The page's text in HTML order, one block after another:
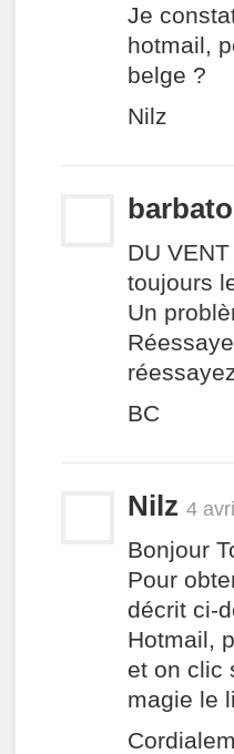
Je
hotmail,
belge ?
Nilz
barbato
DU
toujours
Un
BC
Nilz 4
Bonjour
Pour
décrit ci-
Hotmail,
et on clic
magie le